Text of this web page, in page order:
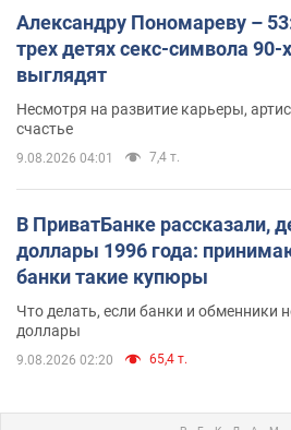
Александру Пономареву –
трех детях секс-символа 90-
выглядят
Несмотря на развитие карьеры,
счастье
9.08.2026 04:01 7,4 т.
В ПриватБанке рассказали,
доллары 1996 года:
банки такие купюры
Что делать, если банки и обменники
доллары
9.08.2026 02:20 65,4 т.